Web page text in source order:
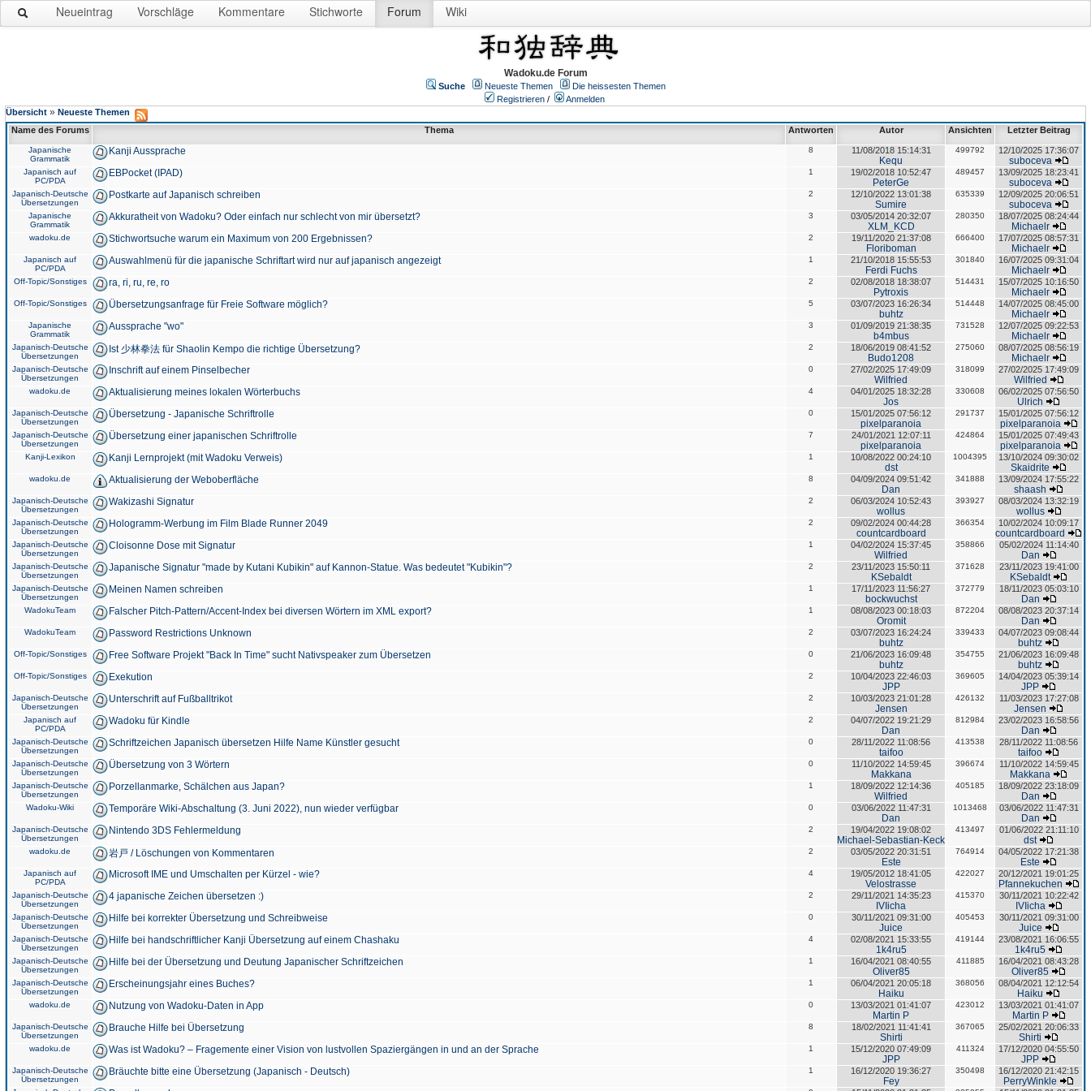
Neueintrag Vorschläge Kommentare Stichworte Forum Wiki
Wadoku.de Forum
Suche Neueste Themen
Die heissesten Themen
Registrieren /
Anmelden
Übersicht » Neueste Themen
Name des Forums
Thema Antworten Autor Ansichten Letzter Beitrag
Japanische
Grammatik
Kanji Aussprache 8 11/08/2018 15:14:31
Kequ
499792 12/10/2025 17:36:07
suboceva
Japanisch auf
PC/PDA
EBPocket (IPAD) 1 19/02/2018 10:52:47
PeterGe
489457 13/09/2025 18:23:41
suboceva
Japanisch-Deutsche
Übersetzungen
Postkarte auf Japanisch schreiben 2 12/10/2022 13:01:38
Sumire
635339 12/09/2025 20:06:51
suboceva
Japanische
Grammatik
Akkuratheit von Wadoku? Oder einfach nur schlecht von mir übersetzt? 3 03/05/2014 20:32:07
XLM_KCD
280350 18/07/2025 08:24:44
Michaelr
wadoku.de Stichwortsuche warum ein Maximum von 200 Ergebnissen? 2 19/11/2020 21:37:08
Floriboman
666400 17/07/2025 08:57:31
Michaelr
Japanisch auf
PC/PDA
Auswahlmenü für die japanische Schriftart wird nur auf japanisch angezeigt 1 21/10/2018 15:55:53
Ferdi Fuchs
301840 16/07/2025 09:31:04
Michaelr
Off-Topic/Sonstiges ra, ri, ru, re, ro 2 02/08/2018 18:38:07
Pytroxis
514431 15/07/2025 10:16:50
Michaelr
Off-Topic/Sonstiges Übersetzungsanfrage für Freie Software möglich? 5 03/07/2023 16:26:34
buhtz
514448 14/07/2025 08:45:00
Michaelr
Japanische
Grammatik
Aussprache "wo" 3 01/09/2019 21:38:35
b4mbus
731528 12/07/2025 09:22:53
Michaelr
Japanisch-Deutsche
Übersetzungen
Ist 少林拳法 für Shaolin Kempo die richtige Übersetzung? 2 18/06/2019 08:41:52
Budo1208
275060 08/07/2025 08:56:19
Michaelr
Japanisch-Deutsche
Übersetzungen
Inschrift auf einem Pinselbecher 0 27/02/2025 17:49:09
Wilfried
318099 27/02/2025 17:49:09
Wilfried
wadoku.de Aktualisierung meines lokalen Wörterbuchs 4 04/01/2025 18:32:28
Jos
330608 06/02/2025 07:56:50
Ulrich
Japanisch-Deutsche
Übersetzungen
Übersetzung - Japanische Schriftrolle 0 15/01/2025 07:56:12
pixelparanoia
291737 15/01/2025 07:56:12
pixelparanoia
Japanisch-Deutsche
Übersetzungen
Übersetzung einer japanischen Schriftrolle 7 24/01/2021 12:07:11
pixelparanoia
424864 15/01/2025 07:49:43
pixelparanoia
Kanji-Lexikon Kanji Lernprojekt (mit Wadoku Verweis) 1 10/08/2022 00:24:10
dst
1004395 13/10/2024 09:30:02
Skaidrite
wadoku.de Aktualisierung der Weboberfläche 8 04/09/2024 09:51:42
Dan
341888 13/09/2024 17:55:22
shaash
Japanisch-Deutsche
Übersetzungen
Wakizashi Signatur 2 06/03/2024 10:52:43
wollus
393927 08/03/2024 13:32:19
wollus
Japanisch-Deutsche
Übersetzungen
Hologramm-Werbung im Film Blade Runner 2049 2 09/02/2024 00:44:28
countcardboard
366354 10/02/2024 10:09:17
countcardboard
Japanisch-Deutsche
Übersetzungen
Cloisonne Dose mit Signatur 1 04/02/2024 15:37:45
Wilfried
358866 05/02/2024 11:14:40
Dan
Japanisch-Deutsche
Übersetzungen
Japanische Signatur "made by Kutani Kubikin" auf Kannon-Statue. Was bedeutet "Kubikin"? 2 23/11/2023 15:50:11
KSebaldt
371628 23/11/2023 19:41:00
KSebaldt
Japanisch-Deutsche
Übersetzungen
Meinen Namen schreiben 1 17/11/2023 11:56:27
bockwuchst
372779 18/11/2023 05:03:10
Dan
WadokuTeam Falscher Pitch-Pattern/Accent-Index bei diversen Wörtern im XML export? 1 08/08/2023 00:18:03
Oromit
872204 08/08/2023 20:37:14
Dan
WadokuTeam Password Restrictions Unknown 2 03/07/2023 16:24:24
buhtz
339433 04/07/2023 09:08:44
buhtz
Off-Topic/Sonstiges Free Software Projekt "Back In Time" sucht Nativspeaker zum Übersetzen 0 21/06/2023 16:09:48
buhtz
354755 21/06/2023 16:09:48
buhtz
Off-Topic/Sonstiges Exekution 2 10/04/2023 22:46:03
JPP
369605 14/04/2023 05:39:14
JPP
Japanisch-Deutsche
Übersetzungen
Unterschrift auf Fußballtrikot 2 10/03/2023 21:01:28
Jensen
426132 11/03/2023 17:27:08
Jensen
Japanisch auf
PC/PDA
Wadoku für Kindle 2 04/07/2022 19:21:29
Dan
812984 23/02/2023 16:58:56
Dan
Japanisch-Deutsche
Übersetzungen
Schriftzeichen Japanisch übersetzen Hilfe Name Künstler gesucht 0 28/11/2022 11:08:56
taifoo
413538 28/11/2022 11:08:56
taifoo
Japanisch-Deutsche
Übersetzungen
Übersetzung von 3 Wörtern 0 11/10/2022 14:59:45
Makkana
396674 11/10/2022 14:59:45
Makkana
Japanisch-Deutsche
Übersetzungen
Porzellanmarke, Schälchen aus Japan? 1 18/09/2022 12:14:36
Wilfried
405185 18/09/2022 23:18:09
Dan
Wadoku-Wiki Temporäre Wiki-Abschaltung (3. Juni 2022), nun wieder verfügbar 0 03/06/2022 11:47:31
Dan
1013468 03/06/2022 11:47:31
Dan
Japanisch-Deutsche
Übersetzungen
Nintendo 3DS Fehlermeldung 2 19/04/2022 19:08:02
Michael-Sebastian-Keck
413497 01/06/2022 21:11:10
dst
wadoku.de 岩戸 / Löschungen von Kommentaren 2 03/05/2022 20:31:51
Este
764914 04/05/2022 17:21:38
Este
Japanisch auf
PC/PDA
Microsoft IME und Umschalten per Kürzel - wie? 4 19/05/2012 18:41:05
Velostrasse
422027 20/12/2021 19:01:25
Pfannekuchen
Japanisch-Deutsche
Übersetzungen
4 japanische Zeichen übersetzen :) 2 29/11/2021 14:35:23
IVIicha
415370 30/11/2021 10:22:42
IVIicha
Japanisch-Deutsche
Übersetzungen
Hilfe bei korrekter Übersetzung und Schreibweise 0 30/11/2021 09:31:00
Juice
405453 30/11/2021 09:31:00
Juice
Japanisch-Deutsche
Übersetzungen
Hilfe bei handschriftlicher Kanji Übersetzung auf einem Chashaku 4 02/08/2021 15:33:55
1k4ru5
419144 23/08/2021 16:06:55
1k4ru5
Japanisch-Deutsche
Übersetzungen
Hilfe bei der Übersetzung und Deutung Japanischer Schriftzeichen 1 16/04/2021 08:40:55
Oliver85
411885 16/04/2021 08:43:28
Oliver85
Japanisch-Deutsche
Übersetzungen
Erscheinungsjahr eines Buches? 1 06/04/2021 20:05:18
Haiku
368056 08/04/2021 12:12:54
Haiku
wadoku.de Nutzung von Wadoku-Daten in App 0 13/03/2021 01:41:07
Martin P
423012 13/03/2021 01:41:07
Martin P
Japanisch-Deutsche
Übersetzungen
Brauche Hilfe bei Übersetzung 8 18/02/2021 11:41:41
Shirti
367065 25/02/2021 20:06:33
Shirti
wadoku.de Was ist Wadoku? – Fragemente einer Vision von lustvollen Spaziergängen in und an der Sprache 1 15/12/2020 07:49:09
JPP
411324 17/12/2020 04:55:50
JPP
Japanisch-Deutsche
Übersetzungen
Bräuchte bitte eine Übersetzung (Japanisch - Deutsch) 1 16/12/2020 19:36:27
Fey
350498 16/12/2020 21:42:15
PerryWinkle